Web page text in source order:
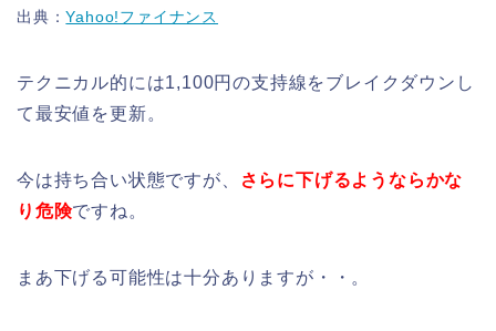
出典：Yahoo!ファイナンス
テクニカル的には1,100円の支持線をブレイクダウンし
て最安値を更新。
今は持ち合い状態ですが、
さらに下げるようならかな
り危険ですね。
まあ下げる可能性は十分ありますが・・。